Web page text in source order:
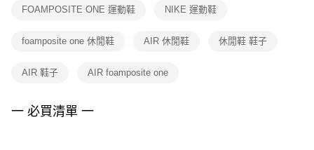
１．透過由恩沛科技股份有限公司提供之「AFTEE先享後付」服務完成之交
權轉讓予恩沛科技股份有限公司。
３．未成年的使用者請事先徵得法定代理人或監護人之同意方可使用
４．使用「AFTEE先享後付」時，將依據個別帳號之用戶狀況，依本公司即
FOAMPOSITE ONE 運動鞋 NIKE 運動鞋
foamposite one 休閒鞋 AIR 休閒鞋 休閒鞋 鞋子
AIR 鞋子 AIR foamposite one
一 必買清單 一